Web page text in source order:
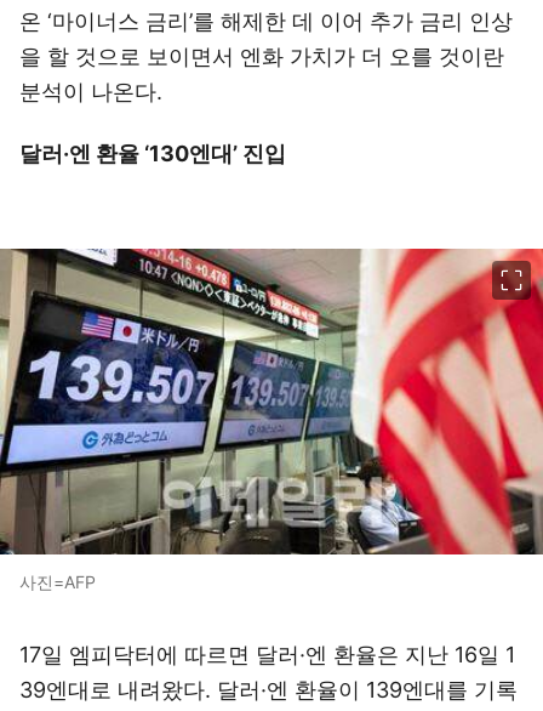
온 ‘마이너스 금리’를 해제한 데 이어 추가 금리 인상
을 할 것으로 보이면서 엔화 가치가 더 오를 것이란
분석이 나온다.
달러·엔 환율 ‘130엔대’ 진입
사진=AFP
17일 엠피닥터에 따르면 달러·엔 환율은 지난 16일 1
39엔대로 내려왔다. 달러·엔 환율이 139엔대를 기록